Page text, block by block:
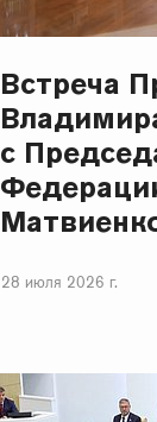
Встреча
с
28 июля 2026 г.